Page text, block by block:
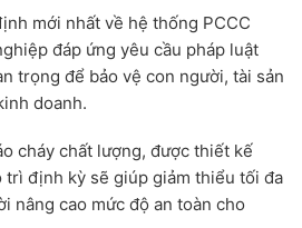
mới nhất về hệ thống PCCC
đáp ứng yêu cầu pháp luật
trọng để bảo vệ con người, tài sản
doanh.
cháy chất lượng, được thiết kế
trì định kỳ sẽ giúp giảm thiểu tối đa
nâng cao mức độ an toàn cho